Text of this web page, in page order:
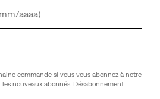
commande si vous vous abonnez à notre
nouveaux abonnés. Désabonnement